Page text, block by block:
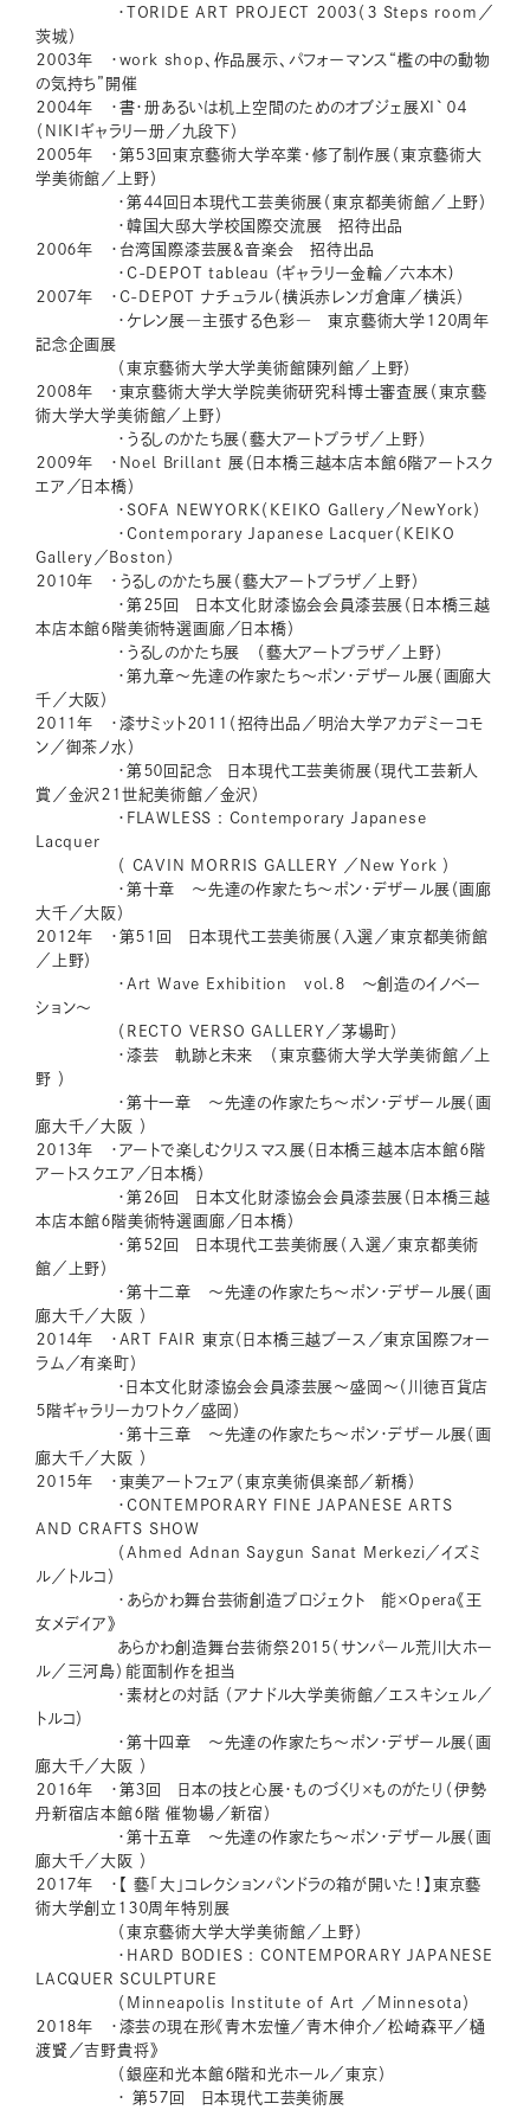
・TORIDE ART PROJECT ２００３（３ Steps room／
茨城）
２００３年 ・work shop、作品展示、パフォーマンス“檻の中の動物
の気持ち”開催
２００４年 ・書・册あるいは机上空間のためのオブジェ展XI`０４
（NIKIギャラリー册／九段下）
２００５年 ・第５３回東京藝術大学卒業・修了制作展（東京藝術大
学美術館／上野）
・第４４回日本現代工芸美術展（東京都美術館／上野）
・韓国大邸大学校国際交流展 招待出品
２００６年 ・台湾国際漆芸展＆音楽会 招待出品
・C-DEPOT tableau (ギャラリー金輪／六本木)
２００７年 ・C-DEPOT ナチュラル（横浜赤レンガ倉庫／横浜）
・ケレン展―主張する色彩― 東京藝術大学１２０周年
記念企画展
（東京藝術大学大学美術館陳列館／上野）
２００８年 ・東京藝術大学大学院美術研究科博士審査展（東京藝
術大学大学美術館／上野）
・うるしのかたち展（藝大アートプラザ／上野）
２００９年 ・Noel Brillant 展（日本橋三越本店本館６階アートスク
エア／日本橋）
・SOFA NEWYORK（KEIKO Gallery／NewYork）
・Contemporary Japanese Lacquer（KEIKO
Gallery／Boston）
２０１０年 ・うるしのかたち展（藝大アートプラザ／上野）
・第２５回 日本文化財漆協会会員漆芸展（日本橋三越
本店本館６階美術特選画廊／日本橋）
・うるしのかたち展 （藝大アートプラザ／上野）
・第九章～先達の作家たち～ポン・デザール展（画廊大
千／大阪）
２０１１年 ・漆サミット２０１１（招待出品／明治大学アカデミーコモ
ン／御茶ノ水）
・第５０回記念 日本現代工芸美術展（現代工芸新人
賞／金沢２１世紀美術館／金沢）
・FLAWLESS : Contemporary Japanese
Lacquer
（ CAVIN MORRIS GALLERY ／New York ）
・第十章 ～先達の作家たち～ポン・デザール展（画廊
大千／大阪）
２０１２年 ・第５１回 日本現代工芸美術展（入選／東京都美術館
／上野）
・Art Wave Exhibition vol.８ ～創造のイノベー
ション～
（RECTO VERSO GALLERY／茅場町）
・漆芸 軌跡と未来 （東京藝術大学大学美術館／上
野 ）
・第十一章 ～先達の作家たち～ポン・デザール展（画
廊大千／大阪 ）
２０１３年 ・アートで楽しむクリスマス展（日本橋三越本店本館６階
アートスクエア／日本橋）
・第２６回 日本文化財漆協会会員漆芸展（日本橋三越
本店本館６階美術特選画廊／日本橋）
・第５２回 日本現代工芸美術展（入選／東京都美術
館／上野）
・第十二章 ～先達の作家たち～ポン・デザール展（画
廊大千／大阪 ）
２０１４年 ・ART FAIR 東京（日本橋三越ブース／東京国際フォー
ラム／有楽町）
・日本文化財漆協会会員漆芸展〜盛岡〜（川徳百貨店
５階ギャラリーカワトク／盛岡）
・第十三章 ～先達の作家たち～ポン・デザール展（画
廊大千／大阪 ）
２０１５年 ・東美アートフェア（東京美術倶楽部／新橋）
・CONTEMPORARY FINE JAPANESE ARTS
AND CRAFTS SHOW
（Ahmed Adnan Saygun Sanat Merkezi／イズミ
ル／トルコ）
・あらかわ舞台芸術創造プロジェクト 能×Opera《王
女メデイア》
あらかわ創造舞台芸術祭２０１５（サンパール荒川大ホー
ル／三河島）能面制作を担当
・素材との対話 （アナドル大学美術館／エスキシェル／
トルコ）
・第十四章 ～先達の作家たち～ポン・デザール展（画
廊大千／大阪 ）
２０１６年 ・第３回 日本の技と心展・ものづくり×ものがたり（伊勢
丹新宿店本館６階 催物場／新宿）
・第十五章 ～先達の作家たち～ポン・デザール展（画
廊大千／大阪 ）
２０１７年 ・【 藝「大」コレクションパンドラの箱が開いた！】東京藝
術大学創立１３０周年特別展
（東京藝術大学大学美術館／上野）
・HARD BODIES : CONTEMPORARY JAPANESE
LACQUER SCULPTURE
（Minneapolis Institute of Art ／Minnesota）
２０１８年 ・漆芸の現在形《青木宏憧／青木伸介／松崎森平／樋
渡賢／吉野貴将》
（銀座和光本館６階和光ホール／東京）
・ 第５７回 日本現代工芸美術展